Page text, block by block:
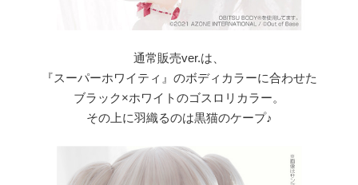
通常販売ver.は、
『スーパーホワイティ』のボディカラーに合わせた
ブラック×ホワイトのゴスロリカラー。
その上に羽織るのは黒猫のケープ♪